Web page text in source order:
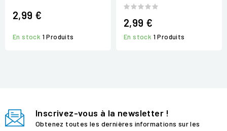
2,99 €
En stock 1 Produits
2,99 €
En stock 1 Produits
Inscrivez-vous à la newsletter !
Obtenez toutes les dernières informations sur les